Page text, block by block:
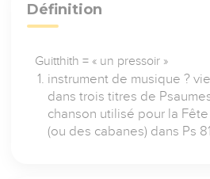
Définition
Guitthith = « un pressoir »
instrument de musique ?
dans trois titres de
chanson utilisé pour la
(ou des cabanes) dans Ps 81